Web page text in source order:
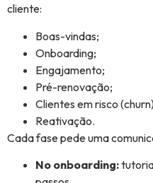
cliente:
Boas-vindas;
Onboarding;
Engajamento;
Pré-renovação;
Clientes em risco
Reativação.
Cada fase pede uma
No onboarding: